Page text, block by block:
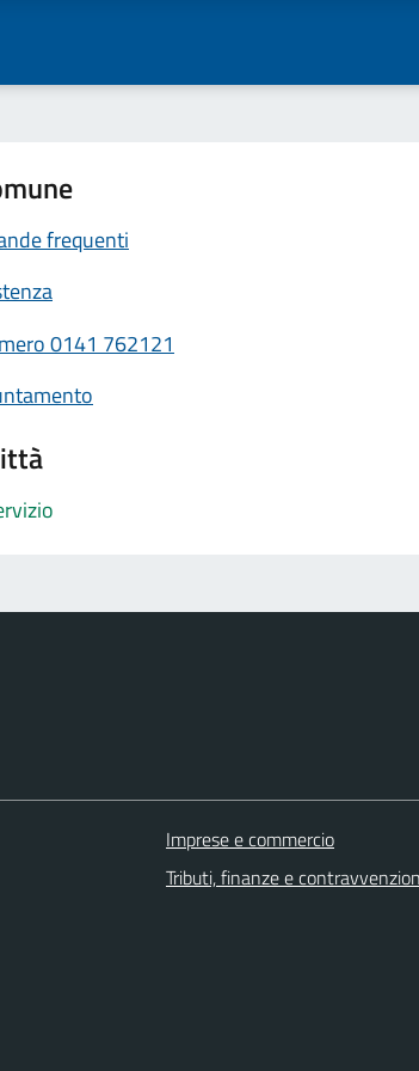
frequenti
0141 762121
Imprese e commercio
Tributi, finanze e